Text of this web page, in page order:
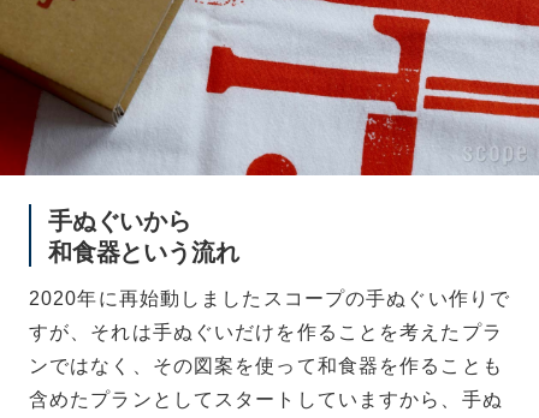
手ぬぐいから
和食器という流れ
2020年に再始動しましたスコープの手ぬぐい作りで
すが、それは手ぬぐいだけを作ることを考えたプラ
ンではなく、その図案を使って和食器を作ることも
含めたプランとしてスタートしていますから、手ぬ